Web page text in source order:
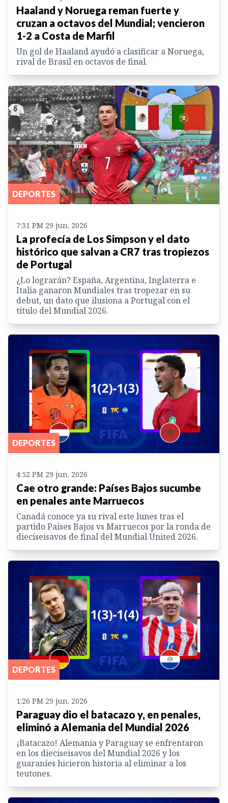
Haaland y Noruega reman fuerte y
cruzan a octavos del Mundial; vencieron
1-2 a Costa de Marfil
Un gol de Haaland ayudó a clasificar a Noruega,
rival de Brasil en octavos de final.
DEPORTES
7:31 PM 29 jun. 2026
La profecía de Los Simpson y el dato
histórico que salvan a CR7 tras tropiezos
de Portugal
¿Lo lograrán? España, Argentina, Inglaterra e
Italia ganaron Mundiales tras tropezar en su
debut, un dato que ilusiona a Portugal con el
título del Mundial 2026.
DEPORTES
4:52 PM 29 jun. 2026
Cae otro grande: Países Bajos sucumbe
en penales ante Marruecos
Canadá conoce ya su rival este lunes tras el
partido Países Bajos vs Marruecos por la ronda de
dieciseisavos de final del Mundial United 2026.
DEPORTES
1:26 PM 29 jun. 2026
Paraguay dio el batacazo y, en penales,
eliminó a Alemania del Mundial 2026
¡Batacazo! Alemania y Paraguay se enfrentaron
en los dieciseisavos del Mundial 2026 y los
guaraníes hicieron historia al eliminar a los
teutones.